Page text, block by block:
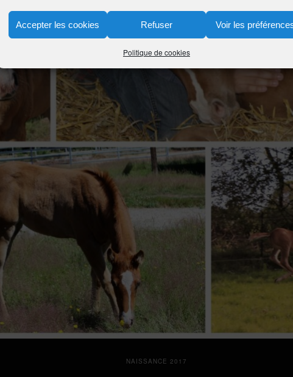
Accepter les cookies Refuser Voir les
Politique de cookies
NAISSANCE 2017